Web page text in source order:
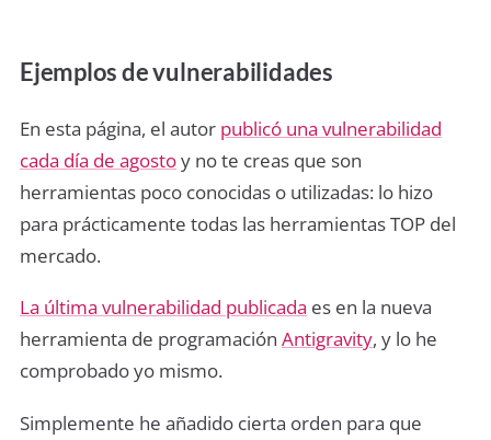
Ejemplos de vulnerabilidades
En esta página, el autor publicó una vulnerabilidad
cada día de agostoy no te creas que son
herramientas poco conocidas o utilizadas: lo hizo
para prácticamente todas las herramientas TOP del
mercado.
La última vulnerabilidad publicada es en la nueva
herramienta de programación Antigravity, y lo he
comprobado yo mismo.
Simplemente he añadido cierta orden para que